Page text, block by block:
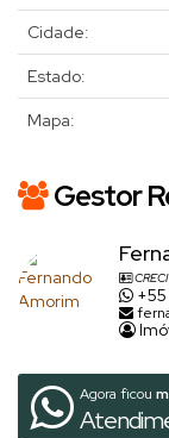
Cidade:
Estado:
Mapa:
Gestor
CRECI
Agora ficou